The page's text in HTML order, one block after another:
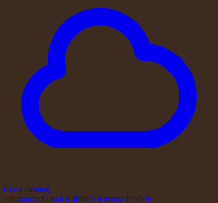
Cloud Hosting
Infrastructură cloud scalabilă cu resurse flexibile